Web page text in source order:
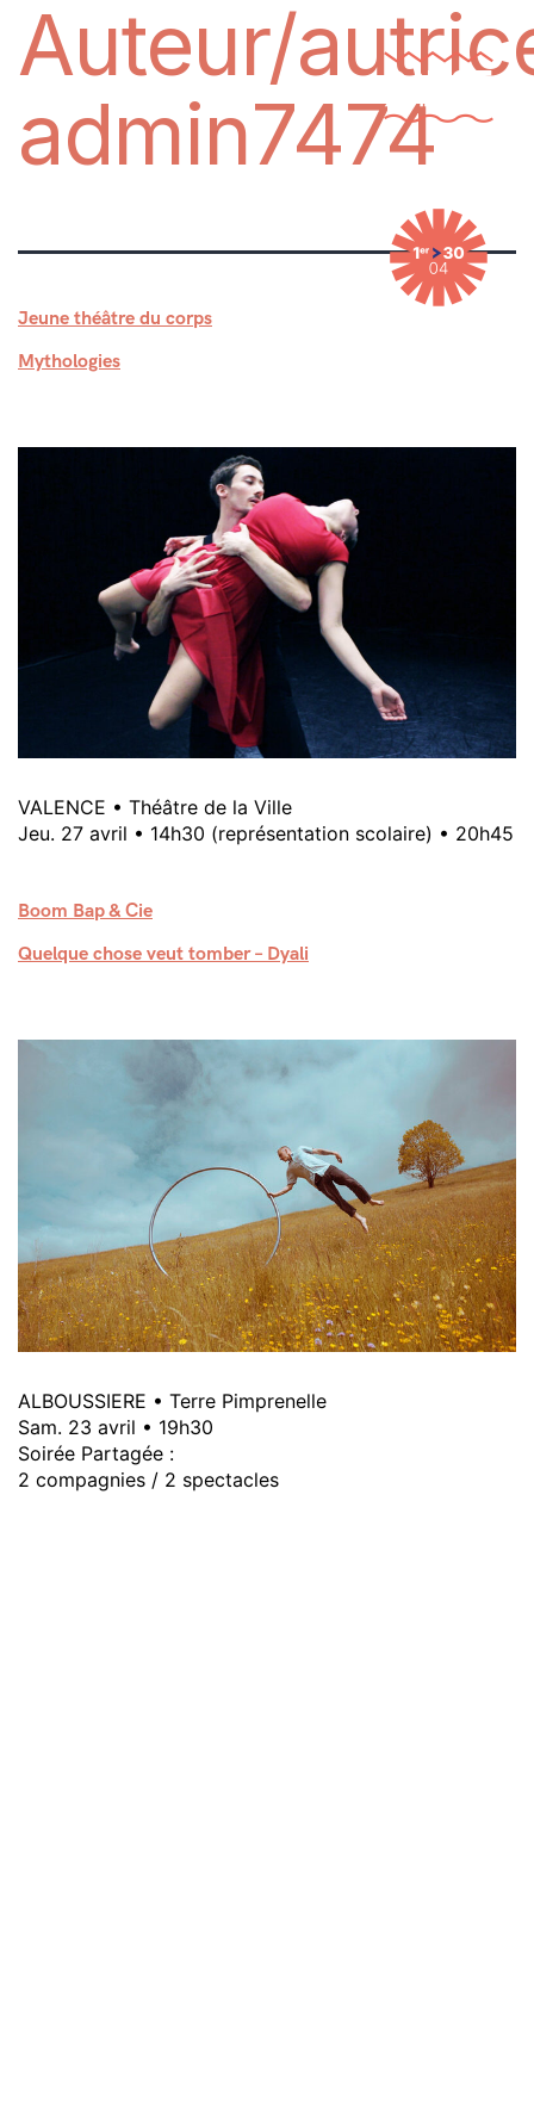
Auteur/
admin7474
Jeune théâtre du corps
Mythologies
VALENCE • Théâtre de la Ville
Jeu. 27 avril • 14h30 (représentation scolaire) • 20h45
Boom Bap & Cie
Quelque chose veut tomber – Dyali
ALBOUSSIERE • Terre Pimprenelle
Sam. 23 avril • 19h30
Soirée Partagée :
2 compagnies / 2 spectacles